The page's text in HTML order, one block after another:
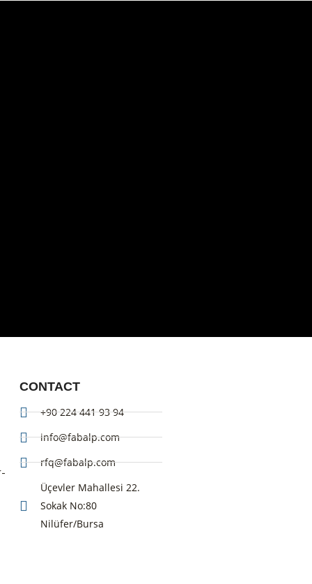
CONTACT
+90 224 441 93 94
info@fabalp.com
rfq@fabalp.com
Üçevler Mahallesi 22.
Sokak No:80
Nilüfer/Bursa